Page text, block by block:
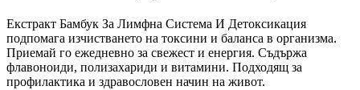
Екстракт Бамбук За Лимфна Система И Детоксикация
подпомага изчистването на токсини и баланса в организма.
Приемай го ежедневно за свежест и енергия. Съдържа
флавоноиди, полизахариди и витамини. Подходящ за
профилактика и здравословен начин на живот.